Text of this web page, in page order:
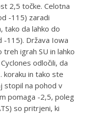
2,5 točke. Celotna
-115) zaradi
tako da lahko do
-115). Država Iowa
treh igrah SU in lahko
odločili, da
in tako ste
stopil na pohod v
pomaga -2,5, poleg
so pritrjeni, ki